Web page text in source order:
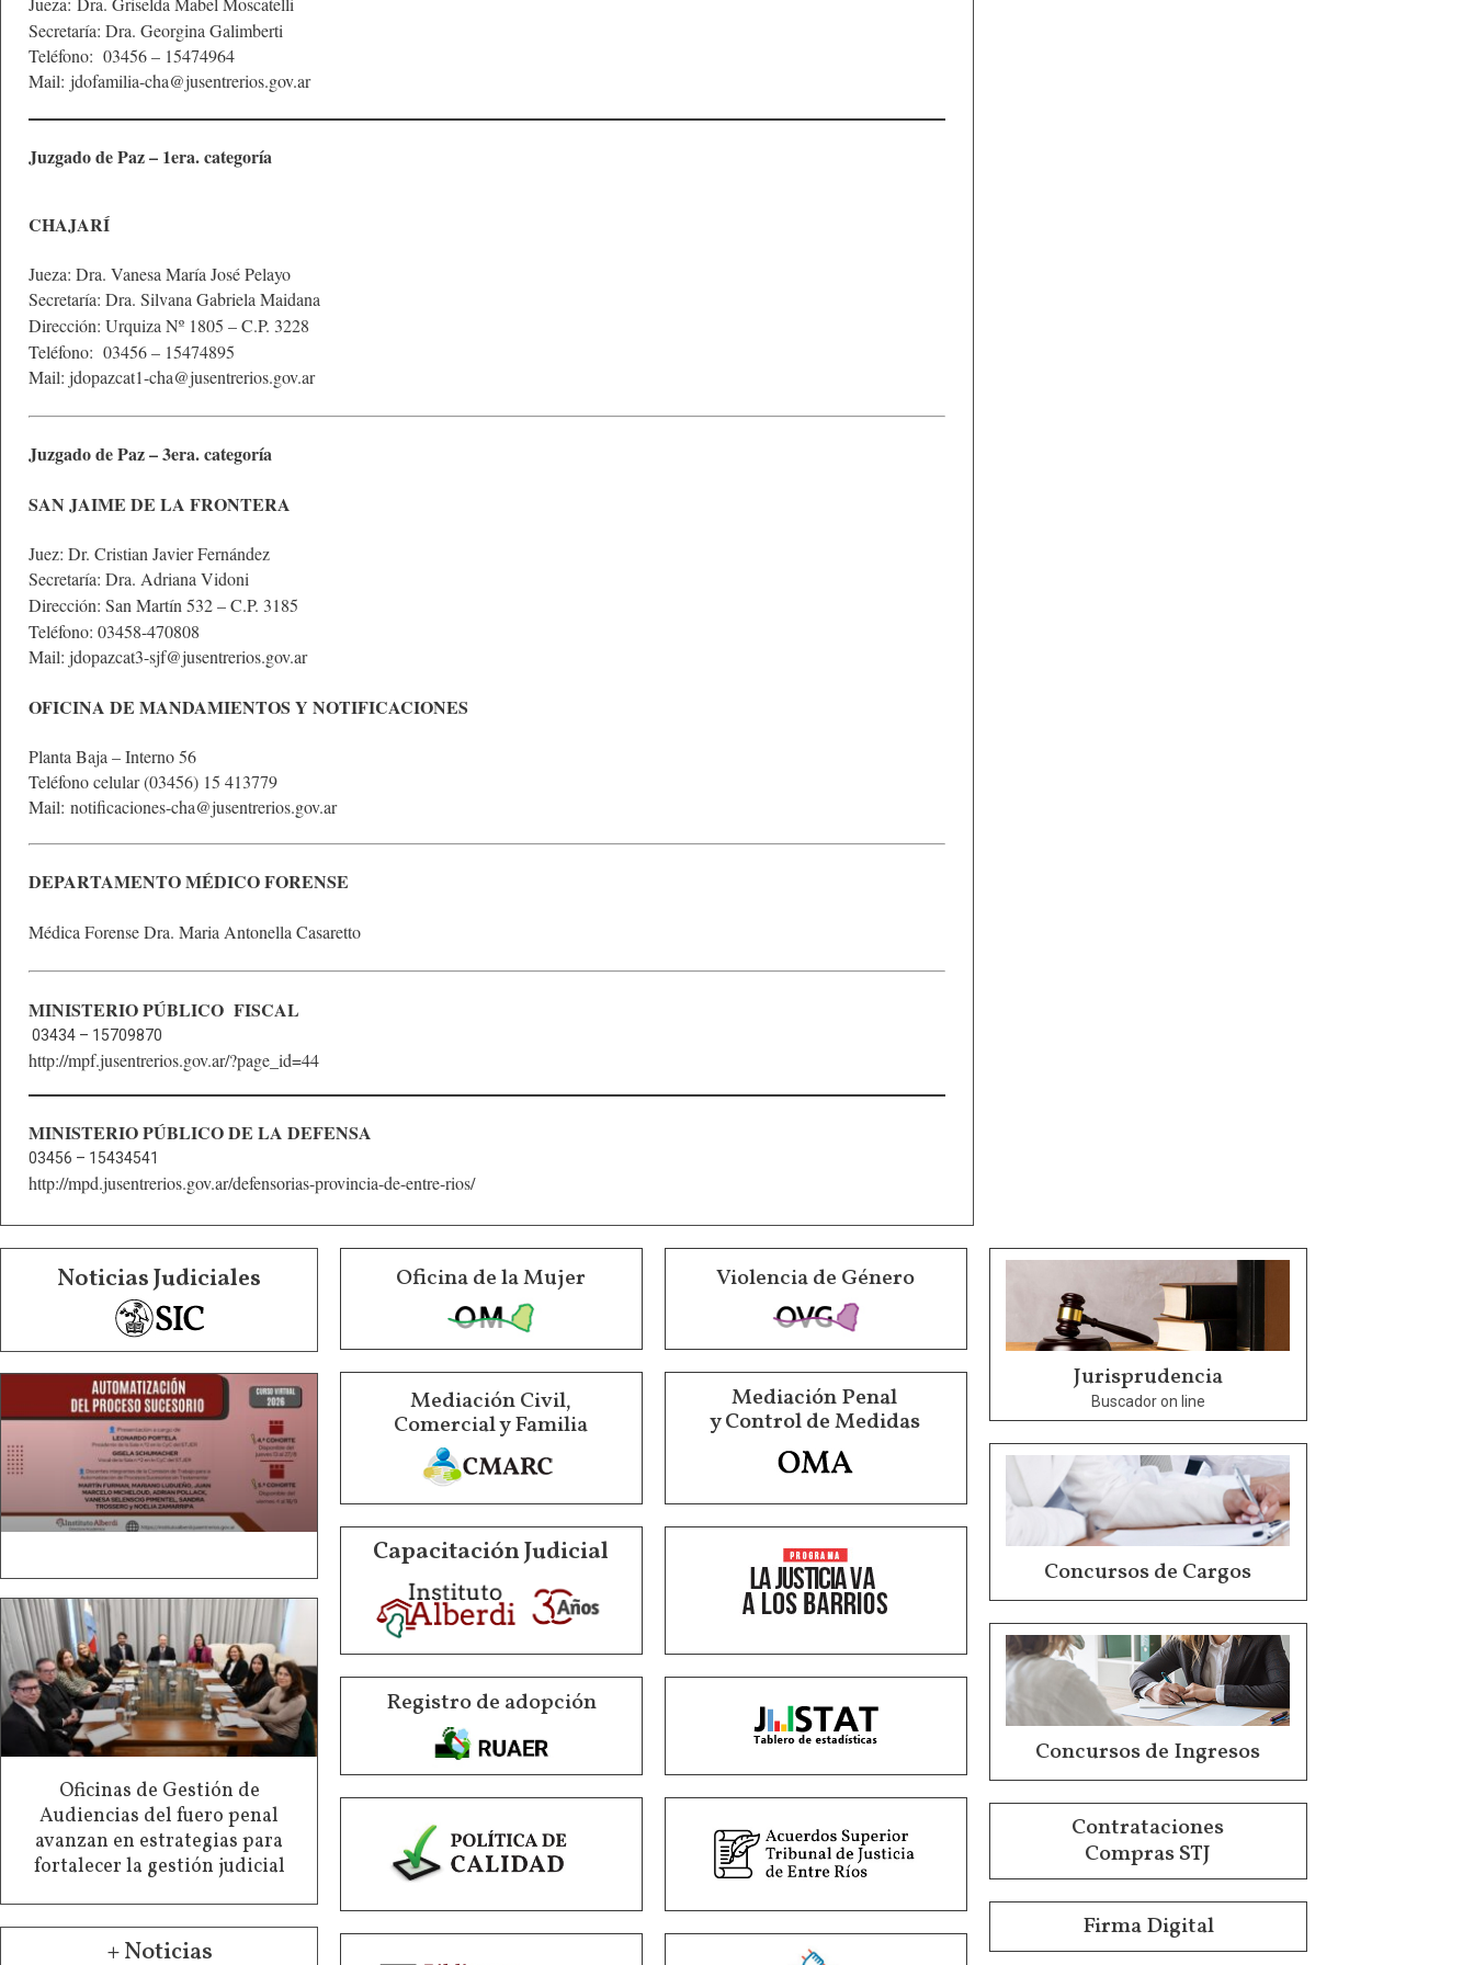
Secretaría: Dra. Georgina Galimberti
Teléfono: 03456 – 15474964
Mail: jdofamilia-cha@jusentrerios.gov.ar
Juzgado de Paz – 1era. categoría
CHAJARÍ
Jueza: Dra. Vanesa María José Pelayo
Secretaría: Dra. Silvana Gabriela Maidana
Dirección: Urquiza Nº 1805 – C.P. 3228
Teléfono: 03456 – 15474895
Mail: jdopazcat1-cha@jusentrerios.gov.ar
Juzgado de Paz – 3era. categoría
SAN JAIME DE LA FRONTERA
Juez: Dr. Cristian Javier Fernández
Secretaría: Dra. Adriana Vidoni
Dirección: San Martín 532 – C.P. 3185
Teléfono: 03458-470808
Mail: jdopazcat3-sjf@jusentrerios.gov.ar
OFICINA DE MANDAMIENTOS Y NOTIFICACIONES
Planta Baja – Interno 56
Teléfono celular (03456) 15 413779
Mail: notificaciones-cha@jusentrerios.gov.ar
DEPARTAMENTO MÉDICO FORENSE
Médica Forense Dra. Maria Antonella Casaretto
MINISTERIO PÚBLICO FISCAL
03434 – 15709870
http://mpf.jusentrerios.gov.ar/?page_id=44
MINISTERIO PÚBLICO DE LA DEFENSA
03456 – 15434541
http://mpd.jusentrerios.gov.ar/defensorias-provincia-de-entre-rios/
Noticias Judiciales
Oficinas de Gestión de
Audiencias del fuero penal
avanzan en estrategias para
fortalecer la gestión judicial
+ Noticias
Oficina de la Mujer Violencia de Género
Mediación Civil,
Comercial y Familia
Mediación Penal
y Control de Medidas
Capacitación Judicial
Registro de adopción
Jurisprudencia
Buscador on line
Concursos de Cargos
Concursos de Ingresos
Contrataciones
Compras STJ
Firma Digital